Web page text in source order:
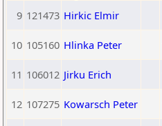
9 121473 Hirkic Elmir
10 105160 Hlinka Peter
11 106012 Jirku Erich
12 107275 Kowarsch Peter